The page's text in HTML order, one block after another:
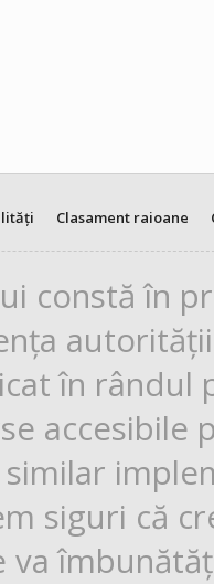
Clasament raioane
constă în
în rândul
siguri că
va